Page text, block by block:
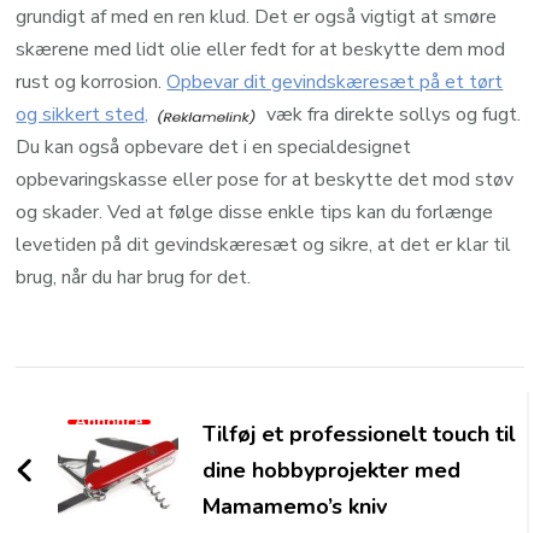
grundigt af med en ren klud. Det er også vigtigt at smøre
skærene med lidt olie eller fedt for at beskytte dem mod
rust og korrosion.Opbevar dit gevindskæresæt på et tørt
og sikkert sted,
væk fra direkte sollys og fugt.
Du kan også opbevare det i en specialdesignet
opbevaringskasse eller pose for at beskytte det mod støv
og skader. Ved at følge disse enkle tips kan du forlænge
levetiden på dit gevindskæresæt og sikre, at det er klar til
brug, når du har brug for det.
Navigation
Annonce
Tilføj et professionelt touch til
dine hobbyprojekter med
Mamamemo’s kniv